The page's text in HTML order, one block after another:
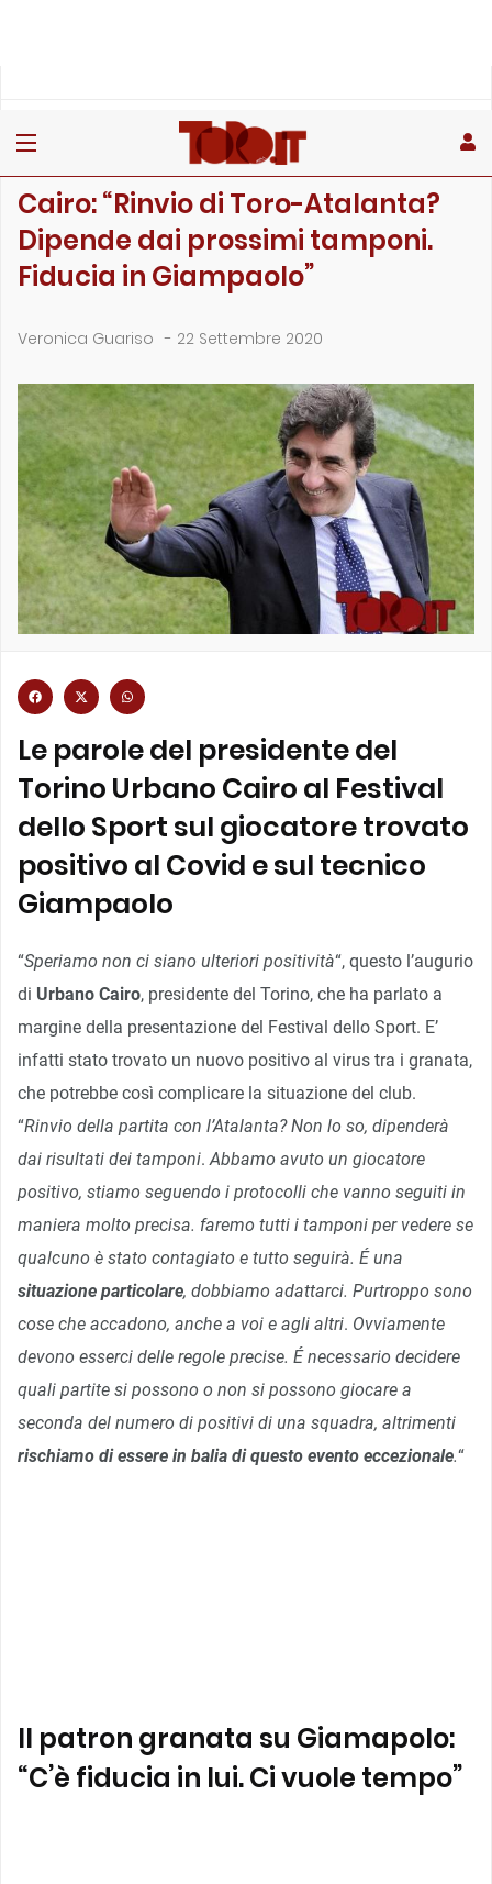
Cairo: “Rinvio di Toro-Atalanta?
Dipende dai prossimi tamponi.
Fiducia in Giampaolo”
Veronica Guariso - 22 Settembre 2020
Le parole del presidente del
Torino Urbano Cairo al Festival
dello Sport sul giocatore trovato
positivo al Covid e sul tecnico
Giampaolo
“Speriamo non ci siano ulteriori positività“, questo l’augurio
di Urbano Cairo, presidente del Torino, che ha parlato a
margine della presentazione del Festival dello Sport. E’
infatti stato trovato un nuovo positivo al virus tra i granata,
che potrebbe così complicare la situazione del club.
“Rinvio della partita con l’Atalanta? Non lo so, dipenderà
dai risultati dei tamponi. Abbamo avuto un giocatore
positivo, stiamo seguendo i protocolli che vanno seguiti in
maniera molto precisa. faremo tutti i tamponi per vedere se
qualcuno è stato contagiato e tutto seguirà. É una
situazione particolare, dobbiamo adattarci. Purtroppo sono
cose che accadono, anche a voi e agli altri. Ovviamente
devono esserci delle regole precise. É necessario decidere
quali partite si possono o non si possono giocare a
seconda del numero di positivi di una squadra, altrimenti
rischiamo di essere in balia di questo evento eccezionale.“
Il patron granata su Giamapolo:
“C’è fiducia in lui. Ci vuole tempo”